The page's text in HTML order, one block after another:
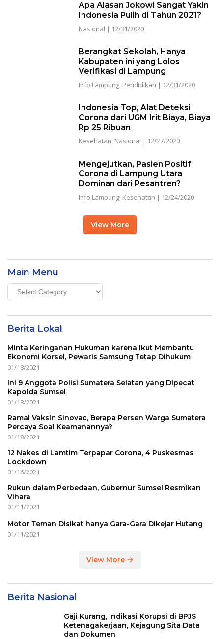
Apa Alasan Jokowi Sangat Yakin
Indonesia Pulih di Tahun 2021?
Nasional | 12/31/2020
Berangkat Sekolah, Hanya
Kabupaten ini yang Lolos
Verifikasi di Lampung
Info Lampung, Pendidikan | 12/31/2020
Indonesia Top, Alat Deteksi
Corona dari UGM Irit Biaya, Biaya
Rp 25 Ribuan
Kesehatan, Nasional | 12/27/2020
Mengejutkan, Pasien Positif
Corona di Lampung Utara
Dominan dari Pesantren?
Info Lampung, Kesehatan | 12/24/2020
View More
Main Menu
Main
Menu
Berita Lokal
Minta Keringanan Hukuman karena Ikut Membantu
Ekonomi Korsel, Pewaris Samsung Tetap Dihukum
01/18/2021
Ini 9 Anggota Polisi Sumatera Selatan yang Dipecat
Kapolda Sumsel
01/18/2021
Ramai Vaksin Sinovac, Berapa Persen Warga Sumatera
Percaya Soal Keamanannya?
01/18/2021
12 Nakes di Lamtim Terpapar Corona, 4 Puskesmas
Lockdown
01/16/2021
Rukun dalam Perbedaan, Gubernur Sumsel Resmikan
Vihara
01/11/2021
Motor Teman Disikat hanya Gara-Gara Dikejar Hutang
01/11/2021
View More
Berita Nasional
Gaji Kurang, Indikasi Korupsi di BPJS
Ketenagakerjaan, Kejagung Sita Data
dan Dokumen